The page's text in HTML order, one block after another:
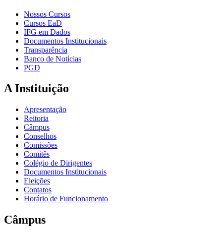
Nossos Cursos
Cursos EaD
IFG em Dados
Documentos Institucionais
Transparência
Banco de Notícias
PGD
A Instituição
Apresentação
Reitoria
Câmpus
Conselhos
Comissões
Comitês
Colégio de Dirigentes
Documentos Institucionais
Eleições
Contatos
Horário de Funcionamento
Câmpus